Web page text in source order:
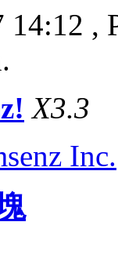
14:12 ,
X3.3
Inc.